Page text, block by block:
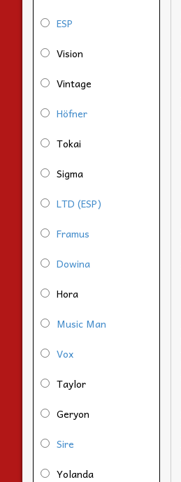
ESP
Vision
Vintage
Höfner
Tokai
Sigma
LTD (ESP)
Framus
Dowina
Hora
Music Man
Vox
Taylor
Geryon
Sire
Yolanda